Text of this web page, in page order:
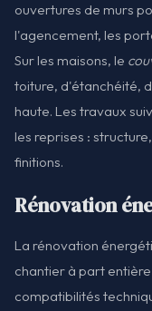
ouvertures de murs
l'agencement, les
Sur les maisons, le
toiture, d'étanchéité,
haute. Les travaux
les reprises :
finitions.
Rénovation
La rénovation
chantier à part
compatibilités